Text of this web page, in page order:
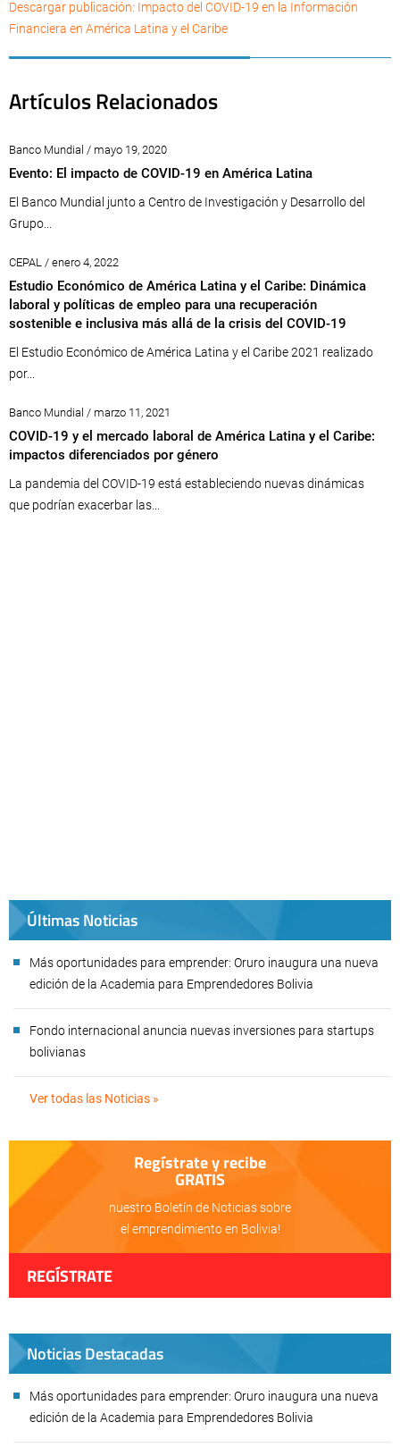
Descargar publicación: Impacto del COVID-19 en la Información
Financiera en América Latina y el Caribe
Artículos Relacionados
Banco Mundial / mayo 19, 2020
Evento: El impacto de COVID-19 en América Latina
El Banco Mundial junto a Centro de Investigación y Desarrollo del
Grupo...
CEPAL / enero 4, 2022
Estudio Económico de América Latina y el Caribe: Dinámica
laboral y políticas de empleo para una recuperación
sostenible e inclusiva más allá de la crisis del COVID-19
El Estudio Económico de América Latina y el Caribe 2021 realizado
por...
Banco Mundial / marzo 11, 2021
COVID-19 y el mercado laboral de América Latina y el Caribe:
impactos diferenciados por género
La pandemia del COVID-19 está estableciendo nuevas dinámicas
que podrían exacerbar las...
Últimas Noticias
Más oportunidades para emprender: Oruro inaugura una nueva
edición de la Academia para Emprendedores Bolivia
Fondo internacional anuncia nuevas inversiones para startups
bolivianas
Ver todas las Noticias »
Regístrate y recibe
GRATIS
nuestro Boletín de Noticias sobre
el emprendimiento en Bolivia!
REGÍSTRATE
Noticias Destacadas
Más oportunidades para emprender: Oruro inaugura una nueva
edición de la Academia para Emprendedores Bolivia